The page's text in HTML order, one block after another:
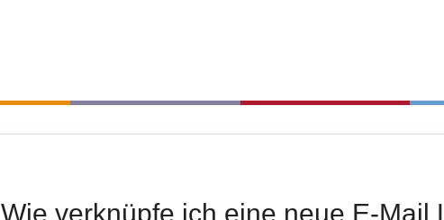
Wie verknüpfe ich eine neue E-Mail